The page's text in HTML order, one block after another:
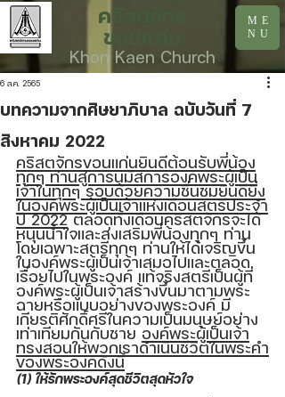
ME
NU
คริสตจักร
ขอนแก่น
Khon Kaen Church
บทความจากศิษยาภิบาล ฉบับวันที่ 7
สิงหาคม 2022
6 ส.ค. 2565
คริสตจักรขอนแก่นยินดีต้อนรับพี่น้อง
ทุกๆ ท่านสู่การนมัสการองค์พระผู้เป็น
เจ้าในทุกๆ รอบด้วยความชื่นชมยินดียิ่ง
ในองค์พระผู้เป็นเจ้าแห่งเดือนสตรีประจำ
ปี 2022 ตลอดทั้งเดือนคริสตจักรจะได้
หนุนน้ำใจและส่งเสริมพี่น้องทุกๆ ท่าน
โดยเฉพาะสตรีทุกๆ ท่านให้ได้เจริญขึ้น
ในองค์พระผู้เป็นเจ้าเสมอไปและตลอด
เรื่อยไปในพระองค์ แท้จริงสตรีเป็นผู้ที่
องค์พระผู้เป็นเจ้าสร้างขึ้นมาตามพระ
ฉายหรือแบบอย่างของพระองค์ มี
เกียรติศักดิ์ศรีในความเป็นมนุษย์อย่าง
เท่าเทียมกันกับชาย องค์พระผู้เป็นเจ้า
ทรงสอนให้พวกเราดำเนินชีวิตในพระคำ
ของพระองค์ดังนี้
(1) ให้รักพระองค์สุดชีวิตสุดหัวใจ